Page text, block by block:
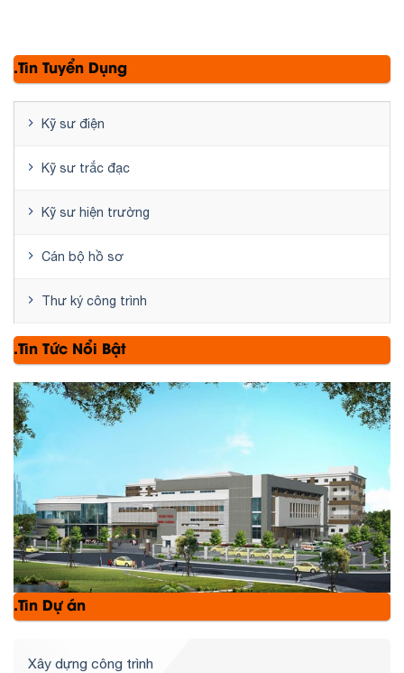
.Tin Tuyển Dụng
Kỹ sư điện
Kỹ sư trắc đạc
Kỹ sư hiện trường
Cán bộ hồ sơ
Thư ký công trình
.Tin Tức Nổi Bật
.Tin Dự án
Xây dựng công trình